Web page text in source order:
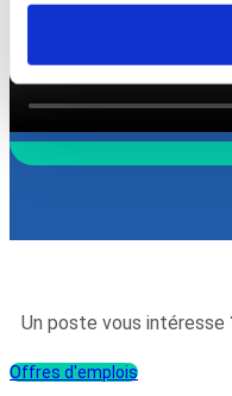
Un poste vous intéresse
Offres d'emplois